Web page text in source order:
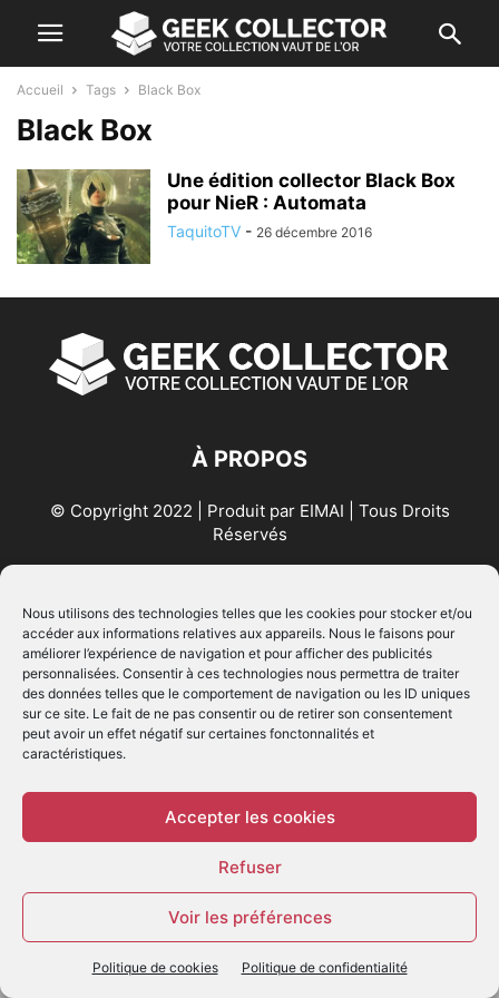
Nous utilisons des technologies telles que les cookies pour stocker et/ou
accéder aux informations relatives aux appareils. Nous le faisons pour
améliorer l’expérience de navigation et pour afficher des publicités
personnalisées. Consentir à ces technologies nous permettra de traiter
des données telles que le comportement de navigation ou les ID uniques
sur ce site. Le fait de ne pas consentir ou de retirer son consentement
peut avoir un effet négatif sur certaines fonctonnalités et
caractéristiques.
Accepter les cookies
Refuser
Voir les préférences
Politique de cookies Politique de confidentialité
Accueil Tags Black Box
Black Box
Une édition collector Black Box
pour NieR : Automata
TaquitoTV - 26 décembre 2016
À PROPOS
© Copyright 2022 | Produit par EIMAI | Tous Droits
Réservés
SUIVEZ NOUS